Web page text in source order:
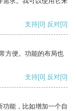
支持[0] 反对[0]
方便。功能的布局也
支持[0] 反对[0]
能，比如增加一个自